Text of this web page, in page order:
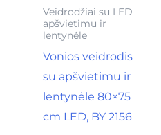
Veidrodžiai su LED
apšvietimu ir
lentynėle
Vonios veidrodis
su apšvietimu ir
lentynėle 80×75
cm LED, BY 2156